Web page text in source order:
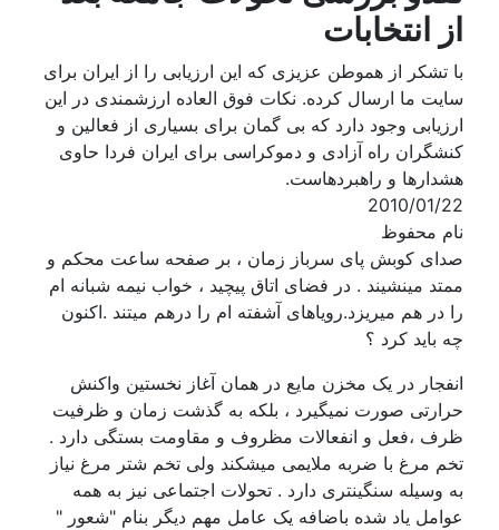
از انتخابات
با تشکر از هموطن عزیزی که این ارزیابی را از ایران برای
سایت ما ارسال کرده. نکات فوق العاده ارزشمندی در این
ارزیابی وجود دارد که بی گمان برای بسیاری از فعالین و
کنشگران راه آزادی و دموکراسی برای ایران فردا حاوی
هشدارها و راهبردهاست.
2010/01/22
نام محفوظ
صدای کوبش پای سرباز زمان ، بر صفحه ساعت محکم و
ممتد مینشیند . در فضای اتاق پیچید ، خواب نیمه شبانه ام
را در هم میریزد.رویاهای آشفته ام را درهم میتند .اکنون
چه باید کرد ؟
انفجار در یک مخزن مایع در همان آغاز نخستین واکنش
حرارتی صورت نمیگیرد ، بلکه به گذشت زمان و ظرفیت
ظرف ،فعل و انفعالات مظروف و مقاومت بستگی دارد .
تخم مرغ با ضربه ملایمی میشکند ولی تخم شتر مرغ نیاز
به وسیله سنگینتری دارد . تحولات اجتماعی نیز به همه
عوامل یاد شده باضافه یک عامل مهم دیگر بنام "شعور "